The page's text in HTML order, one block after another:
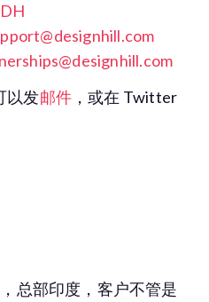
以发邮件 ，或在 Twitter
总部印度，客户不管是